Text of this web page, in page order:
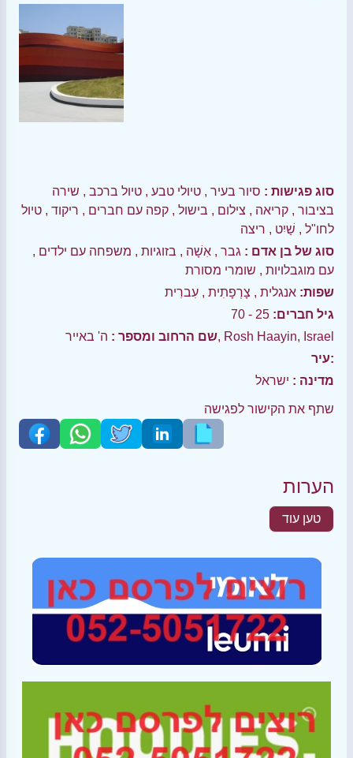
סוג פגישות : סיור בעיר , טיולי טבע , טיול ברכב , שירה
בציבור , קריאה , צילום , בישול , קפה עם חברים , ריקוד , טיול
לחו"ל , שַׁיִט , ריצה
סוג של בן אדם : גבר , אִשָׁה , בזוגיות , משפחה עם ילדים ,
עם מוגבלויות , שומרי מסורת
שפות: אנגלית , צָרְפָתִית , עִברִית
גיל חברים: 25 - 70
שם הרחוב ומספר :ה' באייר, Rosh Haayin, Israel
עיר:
מדינה : ישראל
שתף את הקישור לפגישה
הערות
טען עוד